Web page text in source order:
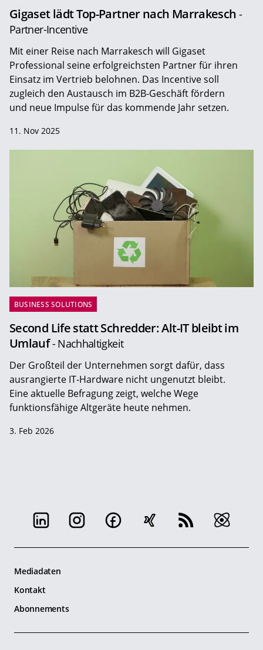
Gigaset lädt Top-Partner nach Marrakesch -
Partner-Incentive
Mit einer Reise nach Marrakesch will Gigaset
Professional seine erfolgreichsten Partner für ihren
Einsatz im Vertrieb belohnen. Das Incentive soll
zugleich den Austausch im B2B-Geschäft fördern
und neue Impulse für das kommende Jahr setzen.
11. Nov 2025
BUSINESS SOLUTIONS
Second Life statt Schredder: Alt-IT bleibt im
Umlauf- Nachhaltigkeit
Der Großteil der Unternehmen sorgt dafür, dass
ausrangierte IT-Hardware nicht ungenutzt bleibt.
Eine aktuelle Befragung zeigt, welche Wege
funktionsfähige Altgeräte heute nehmen.
3. Feb 2026
Mediadaten
Kontakt
Abonnements